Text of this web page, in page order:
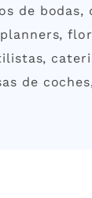
de bodas,
de